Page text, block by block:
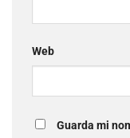
Web
Guarda mi